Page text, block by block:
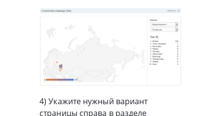
4) Укажите нужный вариант
страницы справа в разделе